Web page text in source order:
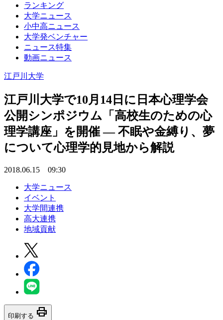
ランキング
大学ニュース
小中高ニュース
大学発ベンチャー
ニュース特集
動画ニュース
江戸川大学
江戸川大学で10月14日に日本心理学会
公開シンポジウム「高校生のための心
理学講座」を開催 — 不眠や金縛り、夢
について心理学的見地から解説
2018.06.15 09:30
大学ニュース
イベント
大学間連携
高大連携
地域貢献
印刷する print